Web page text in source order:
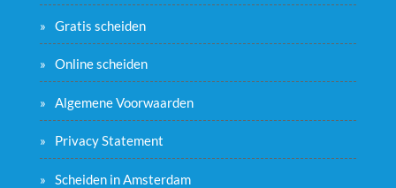
Gratis scheiden
Online scheiden
Algemene Voorwaarden
Privacy Statement
Scheiden in Amsterdam